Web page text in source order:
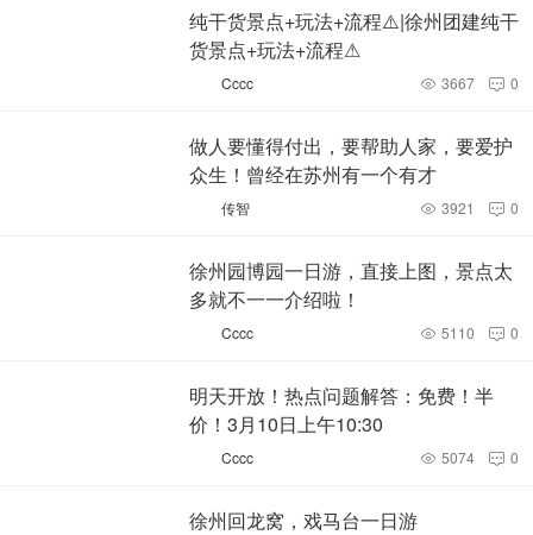
纯干货景点+玩法+流程⚠️|徐州团建纯干
货景点+玩法+流程⚠
Cccc  0
 3667
做人要懂得付出，要帮助人家，要爱护
众生！曾经在苏州有一个有才
传智  0
 3921
徐州园博园一日游，直接上图，景点太
多就不一一介绍啦！
Cccc  0
 5110
明天开放！热点问题解答：免费！半
价！3月10日上午10:30
Cccc  0
 5074
徐州回龙窝，戏马台一日游